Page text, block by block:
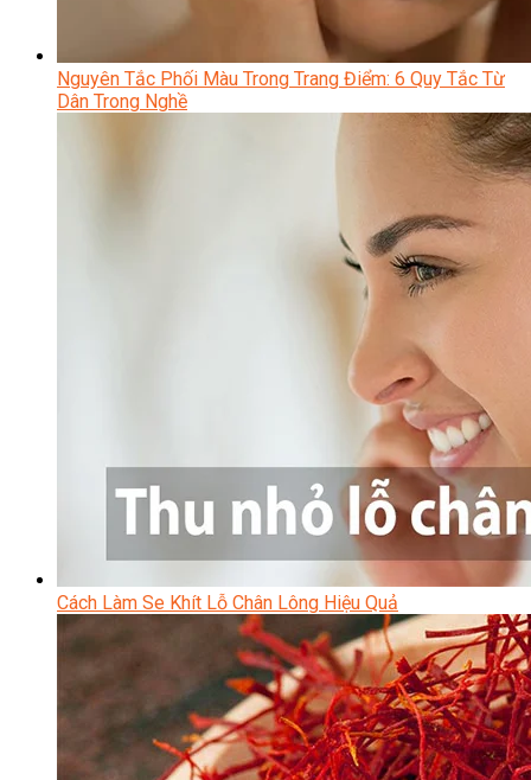
Nguyên Tắc Phối Màu Trong Trang Điểm: 6 Quy Tắc Từ
Dân Trong Nghề
Cách Làm Se Khít Lỗ Chân Lông Hiệu Quả